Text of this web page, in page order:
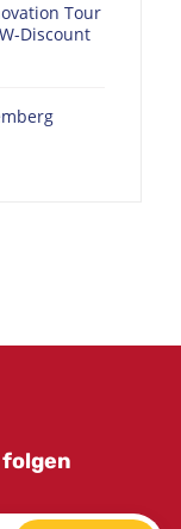
Tour
Discount
folgen